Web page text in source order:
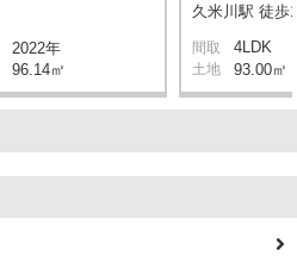
2022年
96.14㎡
久米川駅 徒歩
間取 4LDK
土地 93.00㎡